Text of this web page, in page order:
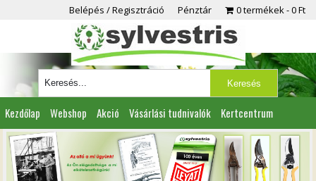
Belépés / Regisztráció Pénztár 0 termékek 0 Ft
Kezdőlap Webshop Akció Vásárlási tudnivalók Kertcentrum
Viszonteladóknak Partnereink Kapcsolat